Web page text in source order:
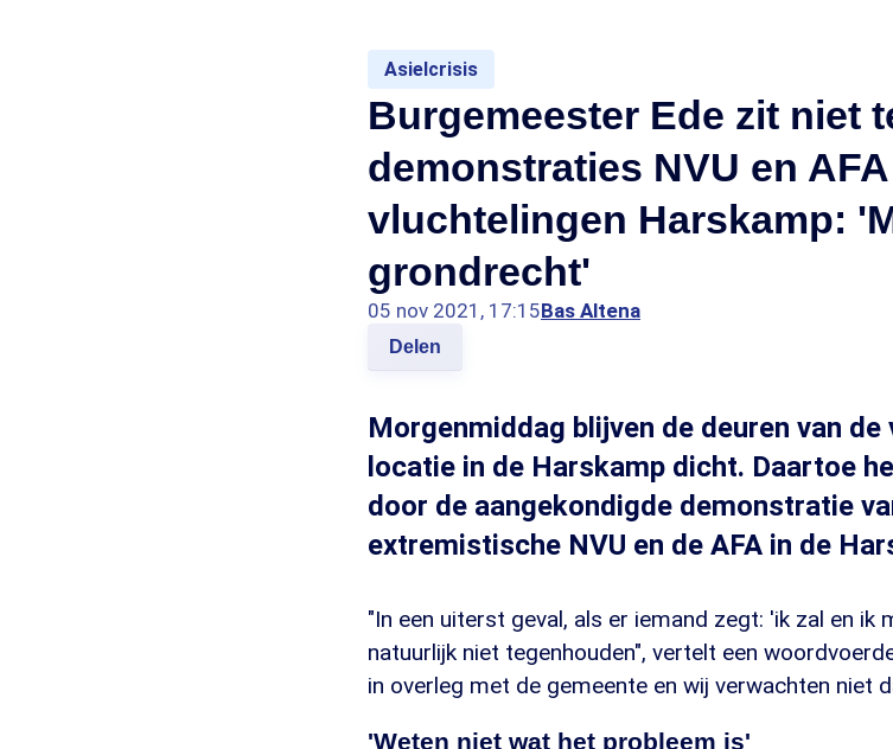
Asielcrisis
Burgemeester Ede zit niet
demonstraties NVU en
vluchtelingen Harskamp:
grondrecht'
05 nov 2021, 17:15Bas Altena
Delen
Morgenmiddag blijven de deuren van
locatie in de Harskamp dicht. Daartoe
door de aangekondigde demonstratie
extremistische NVU en de AFA in de
"In een uiterst geval, als er iemand zegt: 'ik zal en ik
natuurlijk niet tegenhouden", vertelt een
in overleg met de gemeente en wij verwachten niet
'Weten niet wat het probleem is'